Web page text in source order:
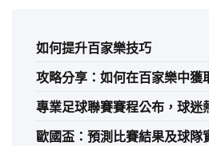
如何提升百家樂技巧
攻略分享：如何在百家樂中獲
專業足球聯賽賽程公布，球迷
歐國盃：預測比賽結果及球隊